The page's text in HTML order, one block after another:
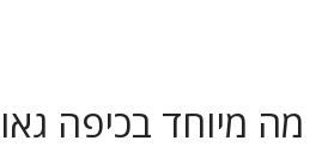
מה מיוחד בכיפה